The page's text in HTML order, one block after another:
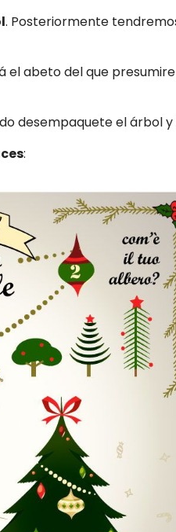
. Posteriormente
abeto del que
desempaquete el árbol
: